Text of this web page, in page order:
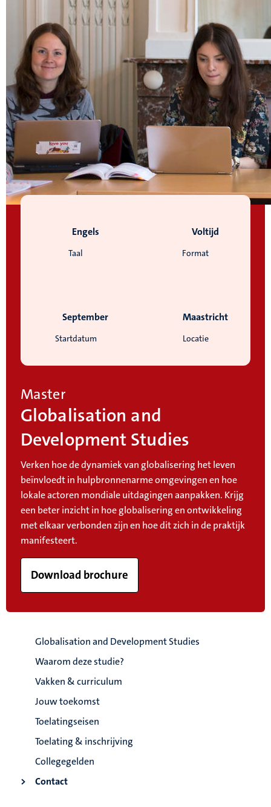
Taal
Engels
Format
Voltijd
Startdatum
September
Locatie
Maastricht
Master
Globalisation and
Development Studies
Verken hoe de dynamiek van globalisering het leven
beïnvloedt in hulpbronnenarme omgevingen en hoe
lokale actoren mondiale uitdagingen aanpakken. Krijg
een beter inzicht in hoe globalisering en ontwikkeling
met elkaar verbonden zijn en hoe dit zich in de praktijk
manifesteert.
Download brochure
Globalisation and Development Studies
Waarom deze studie?
Vakken & curriculum
Jouw toekomst
Toelatingseisen
Toelating & inschrijving
Collegegelden
Contact